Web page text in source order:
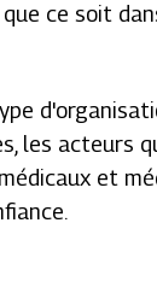
ce soit
les acteurs
et